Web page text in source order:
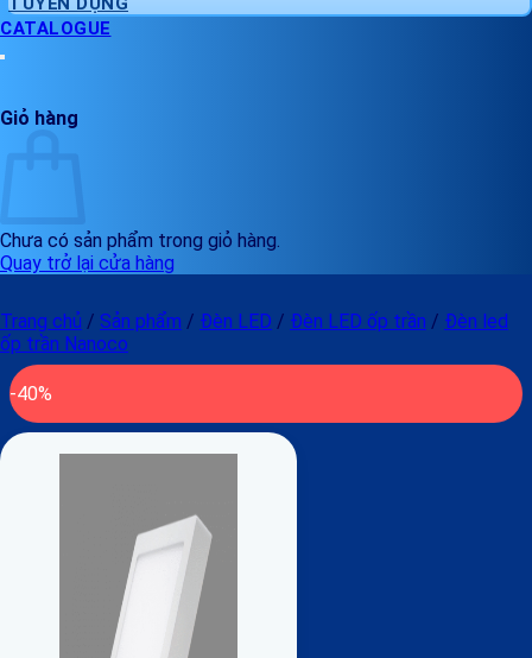
CATALOGUE
Giỏ hàng
Chưa có sản phẩm trong giỏ hàng.
Quay trở lại cửa hàng
Trang chủ / Sản phẩm / Đèn LED / Đèn LED ốp trần / Đèn led
ốp trần Nanoco
-40%